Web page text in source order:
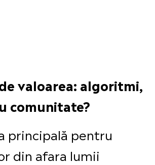
valoarea: algoritmi,
comunitate?
principală pentru
din afara lumii